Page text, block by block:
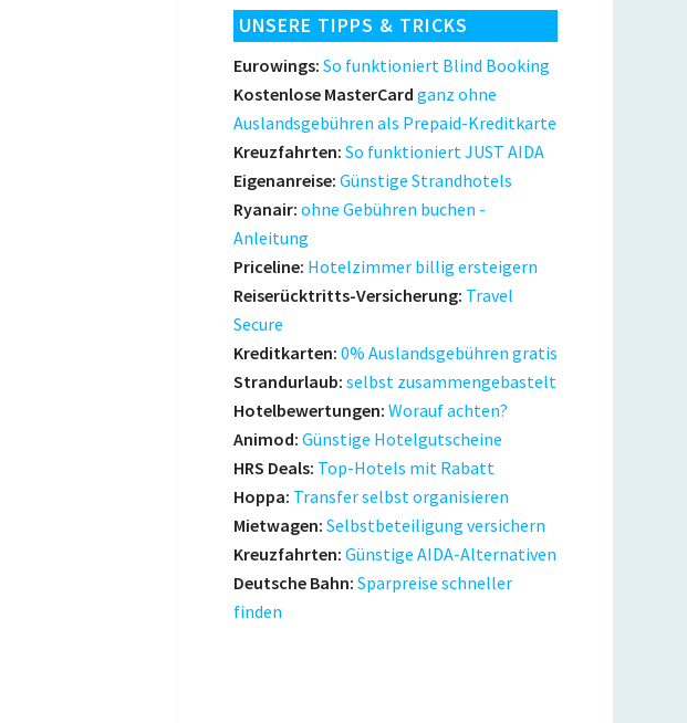
UNSERE TIPPS & TRICKS
Eurowings: So funktioniert Blind Booking
Kostenlose MasterCard ganz ohne
Auslandsgebühren als Prepaid-Kreditkarte
Kreuzfahrten: So funktioniert JUST AIDA
Eigenanreise: Günstige Strandhotels
Ryanair: ohne Gebühren buchen -
Anleitung
Priceline: Hotelzimmer billig ersteigern
Reiserücktritts-Versicherung: Travel
Secure
Kreditkarten: 0% Auslandsgebühren gratis
Strandurlaub: selbst zusammengebastelt
Hotelbewertungen: Worauf achten?
Animod: Günstige Hotelgutscheine
HRS Deals: Top-Hotels mit Rabatt
Hoppa: Transfer selbst organisieren
Mietwagen: Selbstbeteiligung versichern
Kreuzfahrten: Günstige AIDA-Alternativen
Deutsche Bahn: Sparpreise schneller
finden